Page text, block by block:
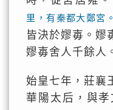
里，有秦都大鄭宮
皆決於嫪毐。嫪
嫪毐舍人千餘人
始皇七年，莊襄
華陽太后，與孝